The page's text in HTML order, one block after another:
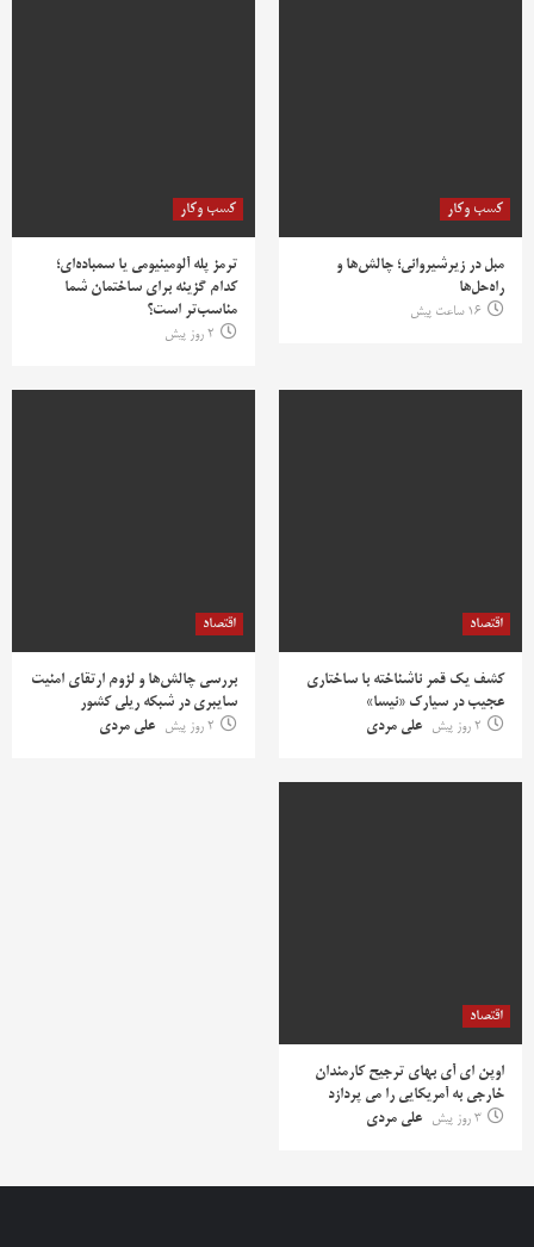
کسب وکار
مبل در زیرشیروانی؛ چالش‌ها و
راه‌حل‌ها
16 ساعت پیش
کسب وکار
ترمز پله آلومینیومی یا سمباده‌ای؛
کدام گزینه برای ساختمان شما
مناسب‌تر است؟
2 روز پیش
اقتصاد
کشف یک قمر ناشناخته با ساختاری
عجیب در سیارک «نیسا»
2 روز پیش
علی مردی
اقتصاد
بررسی چالش‌ها و لزوم ارتقای امنیت
سایبری در شبکه ریلی کشور
2 روز پیش
علی مردی
اقتصاد
اوپن ای آی بهای ترجیح کارمندان
خارجی به آمریکایی را می پردازد
3 روز پیش
علی مردی